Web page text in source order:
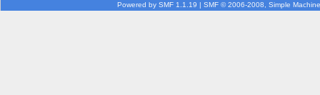
Powered by SMF 1.1.19 | SMF © 2006-2008, Simple